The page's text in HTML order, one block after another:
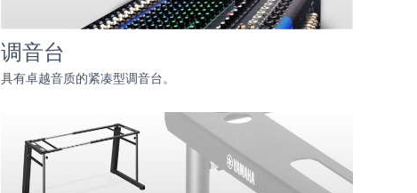
调音台
具有卓越音质的紧凑型调音台。